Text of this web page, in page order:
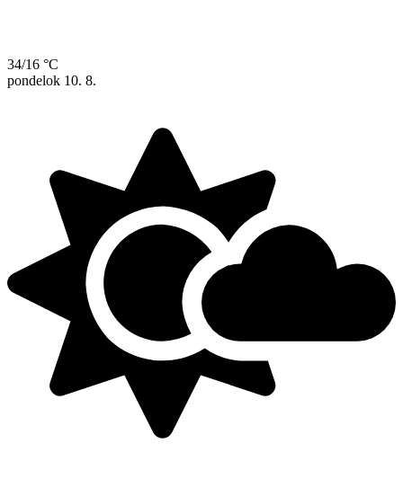
34/16 °C
pondelok 10. 8.